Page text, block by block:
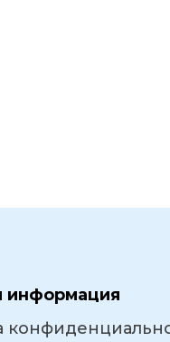
информация